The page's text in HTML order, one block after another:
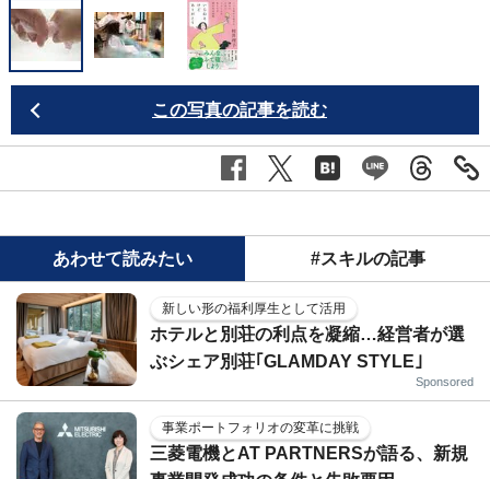
この写真の記事を読む
あわせて読みたい #スキルの記事
新しい形の福利厚生として活用
ホテルと別荘の利点を凝縮…経営者が選
ぶシェア別荘｢GLAMDAY STYLE｣
Sponsored
事業ポートフォリオの変革に挑戦
三菱電機とAT PARTNERSが語る、新規